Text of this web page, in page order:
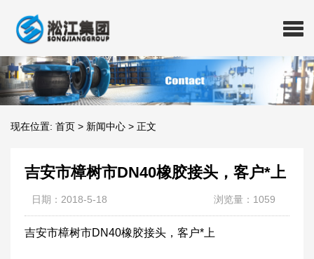
现在位置: 首页 > 新闻中心 > 正文
吉安市樟树市DN40橡胶接头，客户*上
日期：2018-5-18 浏览量：1059
吉安市樟树市DN40橡胶接头，客户*上